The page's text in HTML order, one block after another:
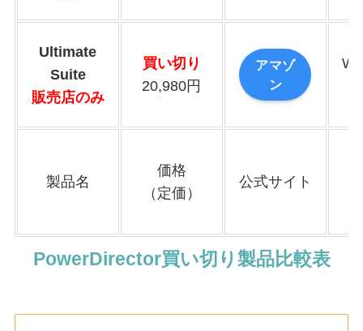
Ultimate
Suite
販売店のみ
買い切り
20,980円
アマゾ
ン
製品名
価格
（定価）
公式サイト
PowerDirector買い切り製品比較表